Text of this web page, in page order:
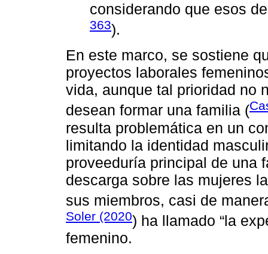
considerando que esos
363).
En este marco, se sostiene
proyectos laborales
vida, aunque tal prioridad no
desean formar una familia (
resulta problemática en un
limitando la identidad
proveeduría principal de una
descarga sobre las mujeres
sus miembros, casi de
Soler (2020) ha llamado “la
femenino.